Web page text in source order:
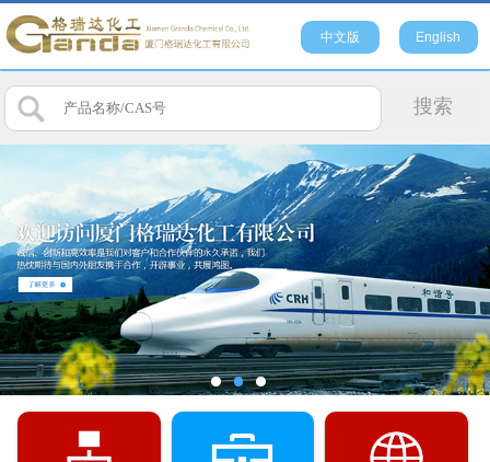
中文版 English